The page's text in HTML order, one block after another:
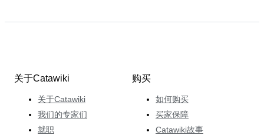
关于Catawiki
关于Catawiki
我们的专家们
就职
购买
如何购买
买家保障
Catawiki故事